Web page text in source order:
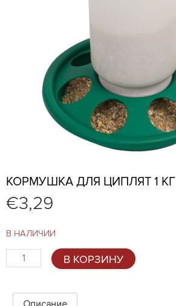
КОРМУШКА ДЛЯ ЦИПЛЯТ 1 КГ
€3,29
В НАЛИЧИИ
Количество
товара
для
циплят
В КОРЗИНУ